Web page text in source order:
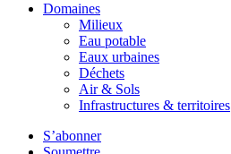
Domaines
Milieux
Eau potable
Eaux urbaines
Déchets
Air & Sols
Infrastructures & territoires
S’abonner